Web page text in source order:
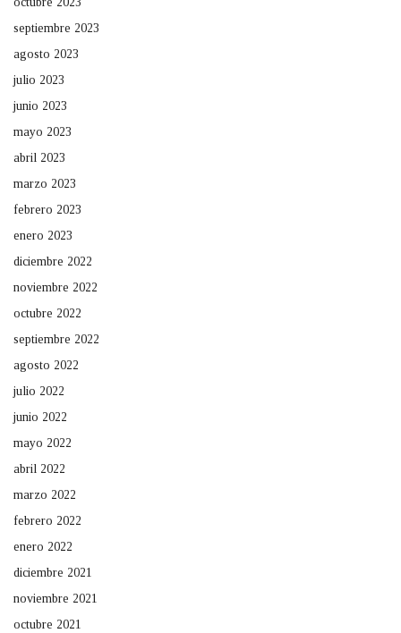
septiembre 2023
agosto 2023
julio 2023
junio 2023
mayo 2023
abril 2023
marzo 2023
febrero 2023
enero 2023
diciembre 2022
noviembre 2022
octubre 2022
septiembre 2022
agosto 2022
julio 2022
junio 2022
mayo 2022
abril 2022
marzo 2022
febrero 2022
enero 2022
diciembre 2021
noviembre 2021
octubre 2021